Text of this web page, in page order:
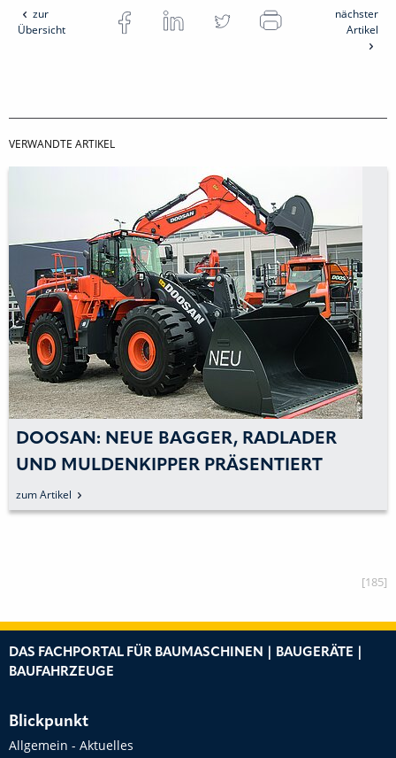
zur
Übersicht
nächster
Artikel
VERWANDTE ARTIKEL
DOOSAN: NEUE BAGGER, RADLADER
UND MULDENKIPPER PRÄSENTIERT
zum Artikel
[185]
DAS FACHPORTAL FÜR BAUMASCHINEN | BAUGERÄTE |
BAUFAHRZEUGE
Blickpunkt
Allgemein - Aktuelles